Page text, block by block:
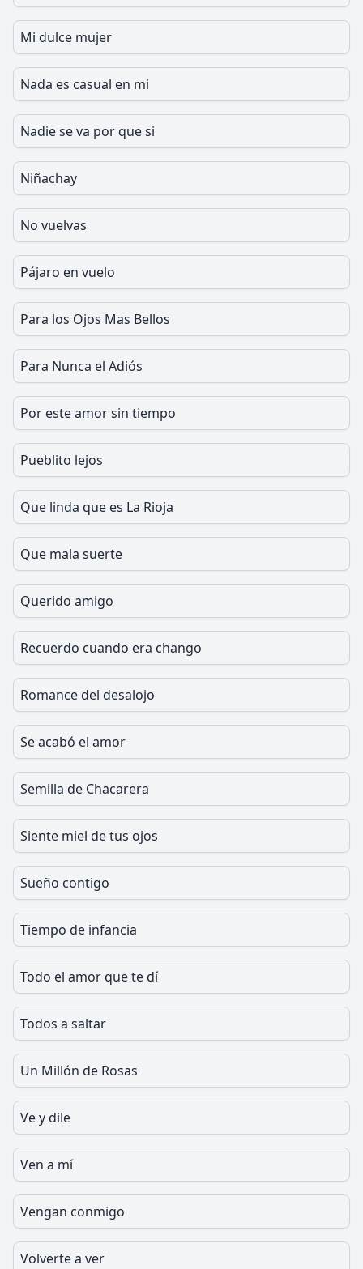
Mi dulce mujer
Nada es casual en mi
Nadie se va por que si
Niñachay
No vuelvas
Pájaro en vuelo
Para los Ojos Mas Bellos
Para Nunca el Adiós
Por este amor sin tiempo
Pueblito lejos
Que linda que es La Rioja
Que mala suerte
Querido amigo
Recuerdo cuando era chango
Romance del desalojo
Se acabó el amor
Semilla de Chacarera
Siente miel de tus ojos
Sueño contigo
Tiempo de infancia
Todo el amor que te dí
Todos a saltar
Un Millón de Rosas
Ve y dile
Ven a mí
Vengan conmigo
Volverte a ver